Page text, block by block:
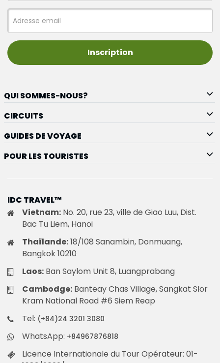
Inscription
QUI SOMMES-NOUS?
CIRCUITS
GUIDES DE VOYAGE
POUR LES TOURISTES
IDC TRAVEL™
Vietnam: No. 20, rue 23, ville de Giao Luu, Dist.
Bac Tu Liem, Hanoi
Thaïlande:18/108 Sanambin, Donmuang,
Bangkok 10210
Laos: Ban Saylom Unit 8, Luangprabang
Cambodge: Banteay Chas Village, Sangkat Slor
Kram National Road #6 Siem Reap
Tel: (+84)24 3201 3080
WhatsApp: +84967876818
Licence Internationale du Tour Opérateur: 01-